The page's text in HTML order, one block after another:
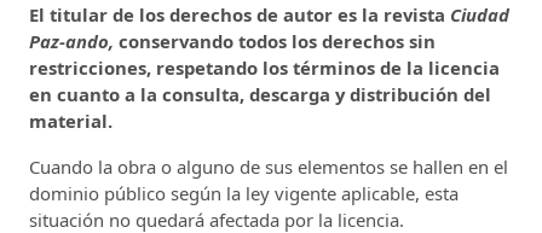
El titular de los derechos de autor es la revista Ciudad
Paz-ando, conservando todos los derechos sin
restricciones, respetando los términos de la licencia
en cuanto a la consulta, descarga y distribución del
material.
Cuando la obra o alguno de sus elementos se hallen en el
dominio público según la ley vigente aplicable, esta
situación no quedará afectada por la licencia.